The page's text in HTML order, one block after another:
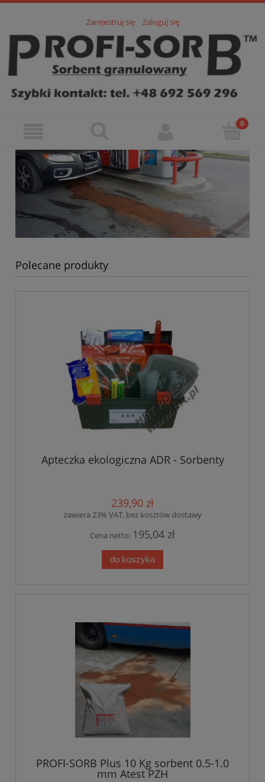
Zarejestruj się Zaloguj się
Polecane produkty
Apteczka ekologiczna ADR - Sorbenty
239,90 zł
zawiera 23% VAT, bez kosztów dostawy
Cena netto: 195,04 zł
do koszyka
PROFI-SORB Plus 10 Kg sorbent 0.5-1.0
mm Atest PZH